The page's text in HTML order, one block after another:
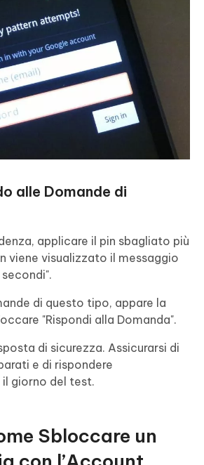
alle Domande di
applicare il pin sbagliato più
viene visualizzato il messaggio
di questo tipo, appare la
"Rispondi alla Domanda".
di sicurezza. Assicurarsi di
e di rispondere
giorno del test.
Sbloccare un